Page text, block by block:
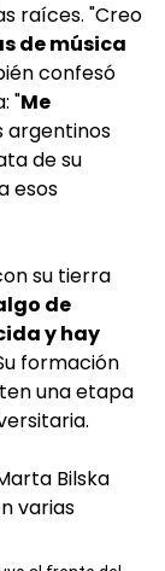
raíces. "Creo
de música
confesó
"Me
argentinos
de su
esos
su tierra
de
y hay
formación
una etapa